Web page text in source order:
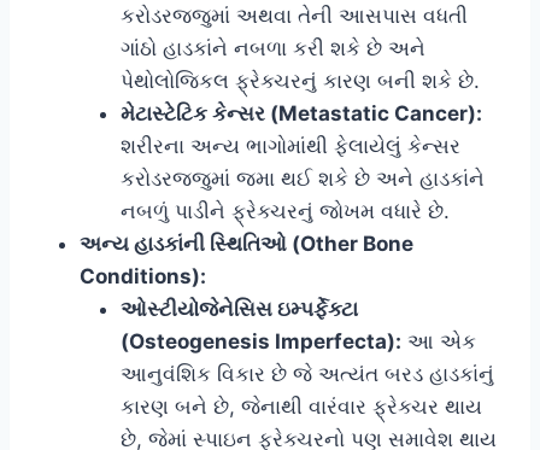
કરોડરજ્જુમાં અથવા તેની આસપાસ વધતી
ગાંઠો હાડકાંને નબળા કરી શકે છે અને
પેથોલોજિકલ ફ્રેક્ચરનું કારણ બની શકે છે.
મેટાસ્ટેટિક કેન્સર (Metastatic Cancer):
શરીરના અન્ય ભાગોમાંથી ફેલાયેલું કેન્સર
કરોડરજ્જુમાં જમા થઈ શકે છે અને હાડકાંને
નબળું પાડીને ફ્રેક્ચરનું જોખમ વધારે છે.
અન્ય હાડકાંની સ્થિતિઓ (Other Bone
Conditions):
ઓસ્ટીયોજેનેસિસ ઇમ્પર્ફેક્ટા
(Osteogenesis Imperfecta): આ એક
આનુવંશિક વિકાર છે જે અત્યંત બરડ હાડકાંનું
કારણ બને છે, જેનાથી વારંવાર ફ્રેક્ચર થાય
છે, જેમાં સ્પાઇન ફ્રેક્ચરનો પણ સમાવેશ થાય